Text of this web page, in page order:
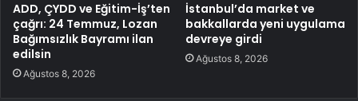
ADD, ÇYDD ve Eğitim-İş’ten
çağrı: 24 Temmuz, Lozan
Bağımsızlık Bayramı ilan
edilsin
Ağustos 8, 2026
İstanbul’da market ve
bakkallarda yeni uygulama
devreye girdi
Ağustos 8, 2026